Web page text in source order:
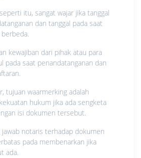
itu, sangat wajar jika tanggal
dan tanggal pada saat
kewajiban dari pihak atau para
pada saat penandatanganan dan
tujuan waarmerking adalah
hukum jika ada sengketa
isi dokumen tersebut.
jawab notaris terhadap dokumen
pada membenarkan jika
ada.